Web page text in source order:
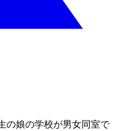
の娘の学校が男女同室で